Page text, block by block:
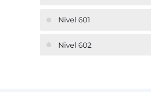
Nivel 601
Nivel 602